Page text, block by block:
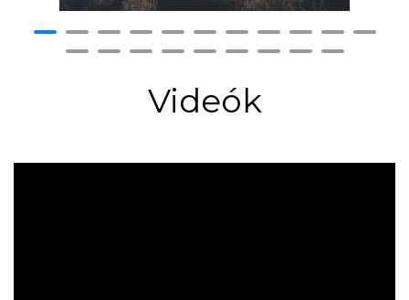
Videók